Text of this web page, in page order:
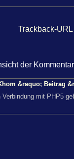
Trackback-
der
&raquo; Beitrag
mit PHP5